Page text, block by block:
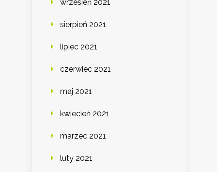
wrzesień 2021
sierpień 2021
lipiec 2021
czerwiec 2021
maj 2021
kwiecień 2021
marzec 2021
luty 2021